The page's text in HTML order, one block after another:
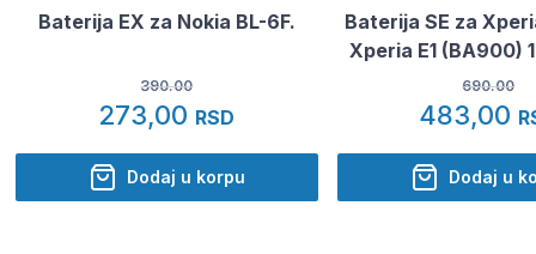
Baterija EX za Nokia BL-6F.
390.00
273,00 RSD
Dodaj u korpu
Baterija SE za
Xperia E1 (BA900)
690.00
483,00
Dodaj u